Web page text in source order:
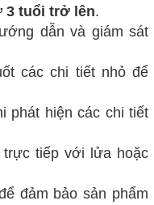
3 tuổi trở lên.
dẫn và giám sát
các chi tiết nhỏ để
phát hiện các chi tiết
trực tiếp với lửa hoặc
đảm bảo sản phẩm